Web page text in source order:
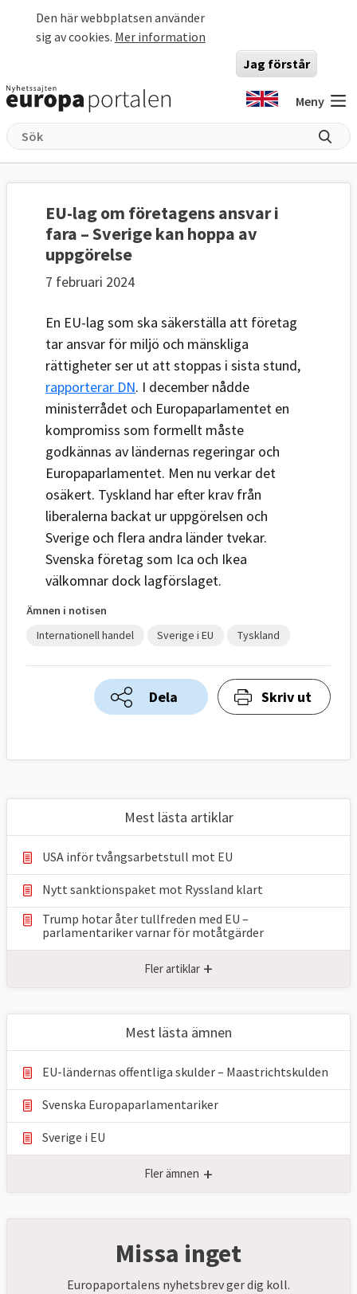
Den här webbplatsen använder
sig av cookies. Mer information
Jag förstår
Meny
EU-lag om företagens ansvar i
fara – Sverige kan hoppa av
uppgörelse
7 februari 2024
En EU-lag som ska säkerställa att företag
tar ansvar för miljö och mänskliga
rättigheter ser ut att stoppas i sista stund,
rapporterar DN. I december nådde
ministerrådet och Europaparlamentet en
kompromiss som formellt måste
godkännas av ländernas regeringar och
Europaparlamentet. Men nu verkar det
osäkert. Tyskland har efter krav från
liberalerna backat ur uppgörelsen och
Sverige och flera andra länder tvekar.
Svenska företag som Ica och Ikea
välkomnar dock lagförslaget.
Ämnen i notisen
Internationell handel
Sverige i EU Tyskland
Dela Skriv ut
Mest lästa artiklar
USA inför tvångsarbetstull mot EU
Nytt sanktionspaket mot Ryssland klart
Trump hotar åter tullfreden med EU –
parlamentariker ⁠varnar för motåtgärder
Fler artiklar +
Mest lästa ämnen
EU-ländernas offentliga skulder – Maastrichtskulden
Svenska Europaparlamentariker
Sverige i EU
Fler ämnen +
Missa inget
Europaportalens nyhetsbrev ger dig koll.